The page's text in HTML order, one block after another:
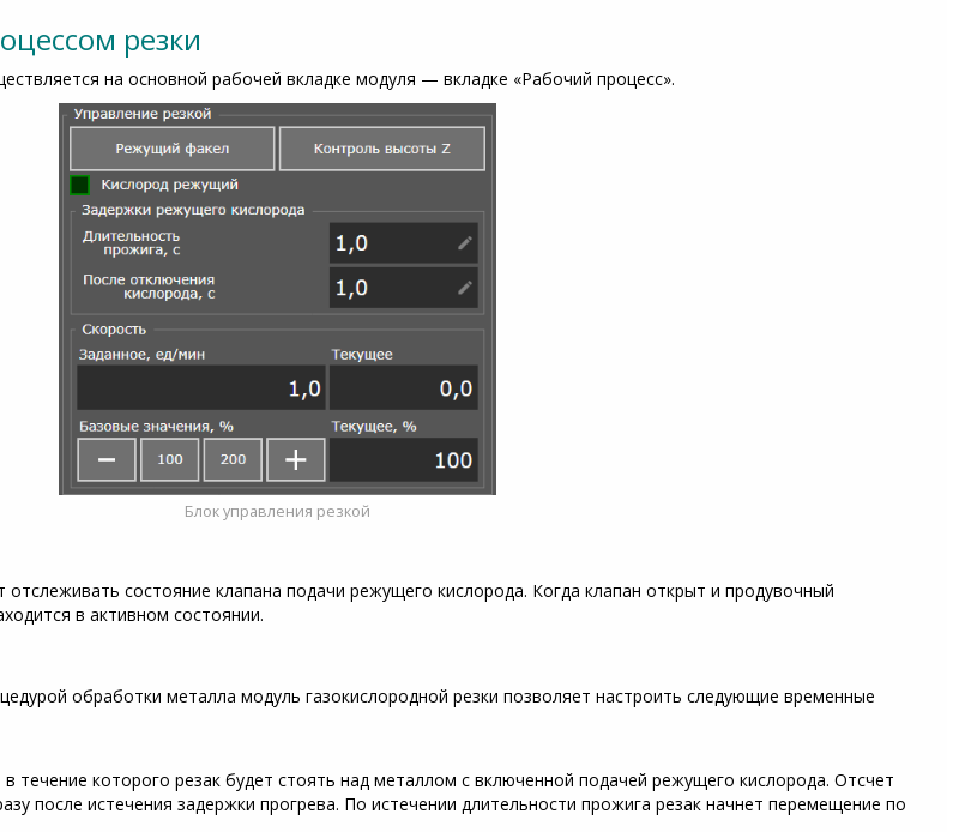
резки
на основной рабочей вкладке модуля — вкладке «Рабочий процесс».
Блок управления резкой
состояние клапана подачи режущего кислорода. Когда клапан открыт и продувочный
в активном состоянии.
обработки металла модуль газокислородной резки позволяет настроить следующие временные
течение которого резак будет стоять над металлом с включенной подачей режущего кислорода. Отсчет
после истечения задержки прогрева. По истечении длительности прожига резак начнет перемещение по